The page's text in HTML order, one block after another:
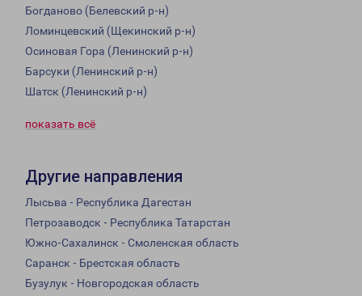
Богданово (Белевский р-н)
Ломинцевский (Щекинский р-н)
Осиновая Гора (Ленинский р-н)
Барсуки (Ленинский р-н)
Шатск (Ленинский р-н)
показать всё
Другие направления
Лысьва - Республика Дагестан
Петрозаводск - Республика Татарстан
Южно-Сахалинск - Смоленская область
Саранск - Брестская область
Бузулук - Новгородская область